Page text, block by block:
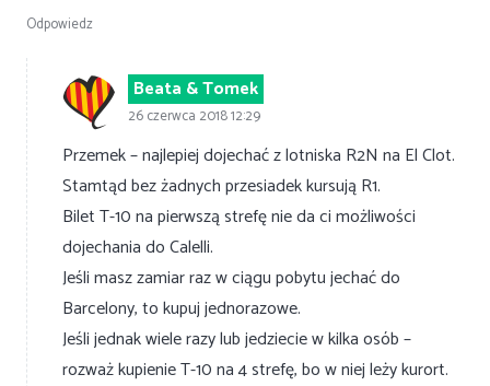
Odpowiedz
Beata & Tomek
26 czerwca 2018 12:29
Przemek – najlepiej dojechać z lotniska R2N na El Clot.
Stamtąd bez żadnych przesiadek kursują R1.
Bilet T-10 na pierwszą strefę nie da ci możliwości
dojechania do Calelli.
Jeśli masz zamiar raz w ciągu pobytu jechać do
Barcelony, to kupuj jednorazowe.
Jeśli jednak wiele razy lub jedziecie w kilka osób –
rozważ kupienie T-10 na 4 strefę, bo w niej leży kurort.